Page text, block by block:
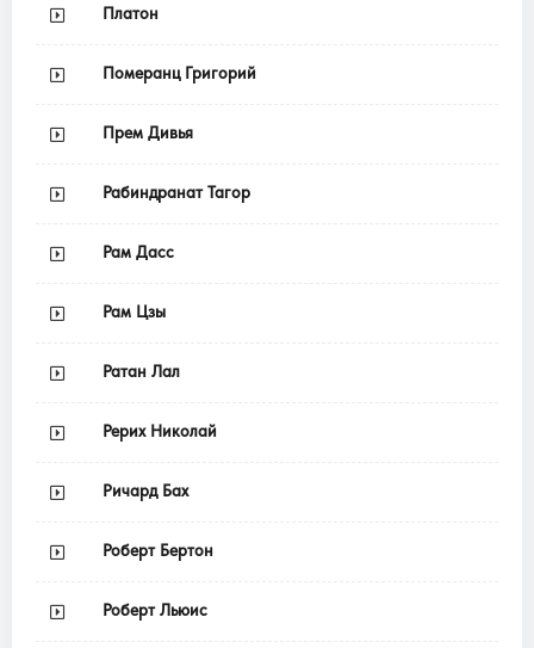
Платон
Померанц Григорий
Прем Дивья
Рабиндранат Тагор
Рам Дасс
Рам Цзы
Ратан Лал
Рерих Николай
Ричард Бах
Роберт Бертон
Роберт Льюис